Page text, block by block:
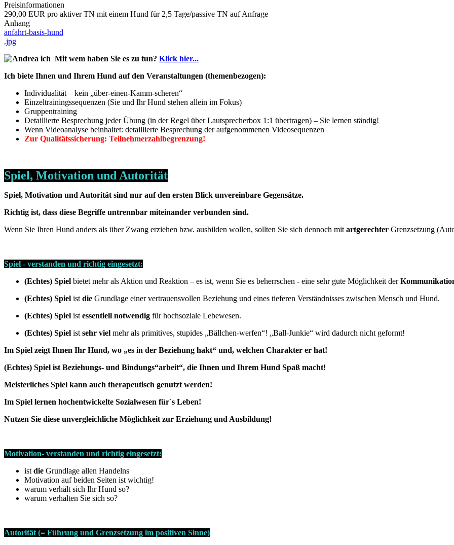
Preisinformationen
290,00 EUR pro aktiver TN mit einem Hund für 2,5 Tage/passive TN auf Anfrage
Anhang
anfahrt-basis-hund
.jpg
Mit wem haben Sie es zu tun? Klick hier...
Ich biete Ihnen und Ihrem Hund auf den Veranstaltungen (themenbezogen):
Individualität – kein „über-einen-Kamm-scheren“
Einzeltrainingssequenzen (Sie und Ihr Hund stehen allein im Fokus)
Gruppentraining
Detaillierte Besprechung jeder Übung (in der Regel über Lautsprecherbox 1:1 übertragen) – Sie lernen ständig!
Wenn Videoanalyse beinhaltet: detaillierte Besprechung der aufgenommenen Videosequenzen
Zur Qualitätssicherung: Teilnehmerzahlbegrenzung!
Spiel, Motivation und Autorität
Spiel, Motivation und Autorität sind nur auf den ersten Blick unvereinbare Gegensätze.
Richtig ist, dass diese Begriffe untrennbar miteinander verbunden sind.
Wenn Sie Ihren Hund anders als über Zwang erziehen bzw. ausbilden wollen, sollten Sie sich dennoch mitartgerechter Grenzsetzung
Spiel - verstanden und richtig eingesetzt:
(Echtes) Spiel bietet mehr als Aktion und Reaktion – es ist, wenn Sie es beherrschen - eine sehr gute Möglichkeit der
(Echtes) Spiel istdie Grundlage einer vertrauensvollen Beziehung und eines tieferen Verständnisses zwischen Mensch und Hund.
(Echtes) Spiel istessentiell notwendig für hochsoziale Lebewesen.
(Echtes) Spiel istsehr viel mehr als primitives, stupides „Bällchen-werfen“! „Ball-Junkie“ wird dadurch nicht geformt!
Im Spiel zeigt Ihnen Ihr Hund, wo „es in der Beziehung hakt“ und, welchen Charakter er hat!
(Echtes) Spiel ist Beziehungs- und Bindungs“arbeit“, die Ihnen und Ihrem Hund Spaß macht!
Meisterliches Spiel kann auch therapeutisch genutzt werden!
Im Spiel lernen hochentwickelte Sozialwesen für`s Leben!
Nutzen Sie diese unvergleichliche Möglichkeit zur Erziehung und Ausbildung!
Motivation- verstanden und richtig eingesetzt:
istdie Grundlage allen Handelns
Motivation auf beiden Seiten ist wichtig!
warum verhält sich Ihr Hund so?
warum verhalten Sie sich so?
Autorität (= Führung und Grenzsetzung im positiven Sinne)